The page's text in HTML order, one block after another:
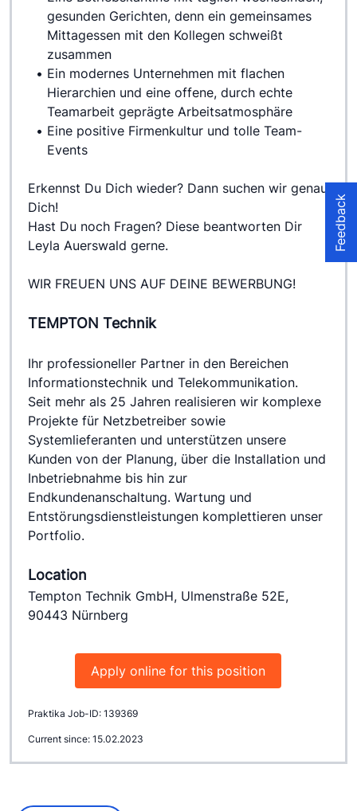
gesunden Gerichten, denn ein gemeinsames
Mittagessen mit den Kollegen schweißt
zusammen
Ein modernes Unternehmen mit flachen
Hierarchien und eine offene, durch echte
Teamarbeit geprägte Arbeitsatmosphäre
Eine positive Firmenkultur und tolle Team-
Events
Erkennst Du Dich wieder? Dann suchen wir genau
Dich!
Hast Du noch Fragen? Diese beantworten Dir
Leyla Auerswald gerne.
WIR FREUEN UNS AUF DEINE BEWERBUNG!
TEMPTON Technik
Ihr professioneller Partner in den Bereichen
Informationstechnik und Telekommunikation.
Seit mehr als 25 Jahren realisieren wir komplexe
Projekte für Netzbetreiber sowie
Systemlieferanten und unterstützen unsere
Kunden von der Planung, über die Installation und
Inbetriebnahme bis hin zur
Endkundenanschaltung. Wartung und
Entstörungsdienstleistungen komplettieren unser
Portfolio.
Location
Tempton Technik GmbH, Ulmenstraße 52E,
90443 Nürnberg
Apply online for this position
Praktika Job-ID: 139369
Current since: 15.02.2023
Feedback